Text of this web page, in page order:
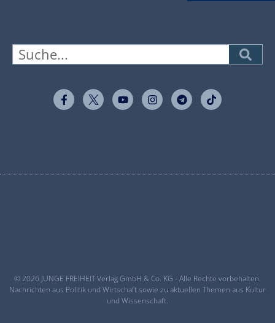
© 2026 JUNGE FREIHEIT Verlag GmbH & Co. KG - Alle Rechte vorbehalten.
Nachrichten aus Politik und Wirtschaft sowie zu aktuellen Themen aus Kultur
und Wissenschaft.